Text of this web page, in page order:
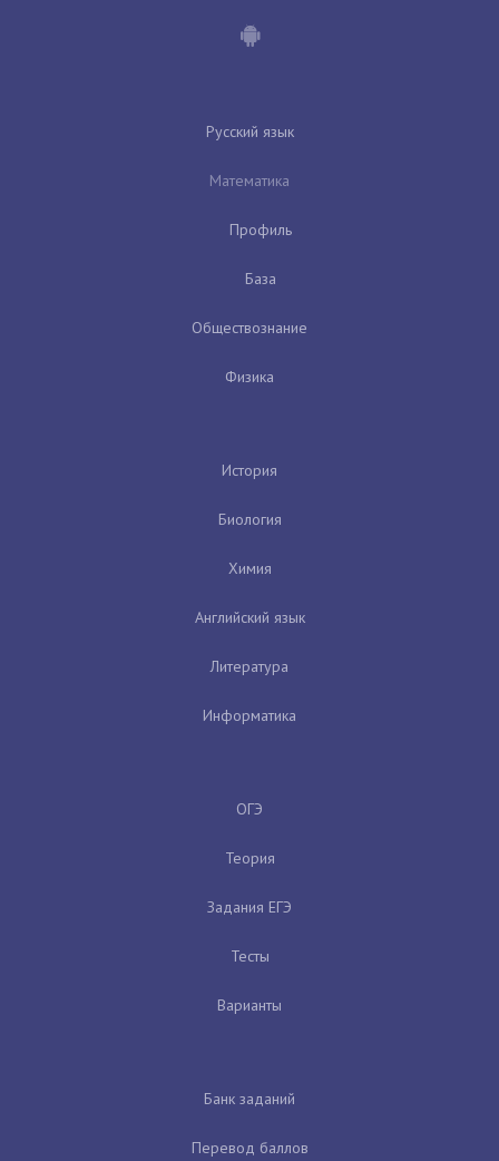
Русский язык
Математика
Профиль
База
Обществознание
Физика
История
Биология
Химия
Английский язык
Литература
Информатика
ОГЭ
Теория
Задания ЕГЭ
Тесты
Варианты
Банк заданий
Перевод баллов